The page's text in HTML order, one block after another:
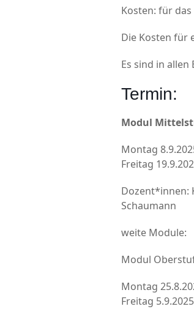
Kosten: für
Die Kosten für
Es sind in
Termin:
Modul
Montag
Freitag
Dozent*innen:
Schaumann
weite Module:
Modul
Montag
Freitag 5.9.2025